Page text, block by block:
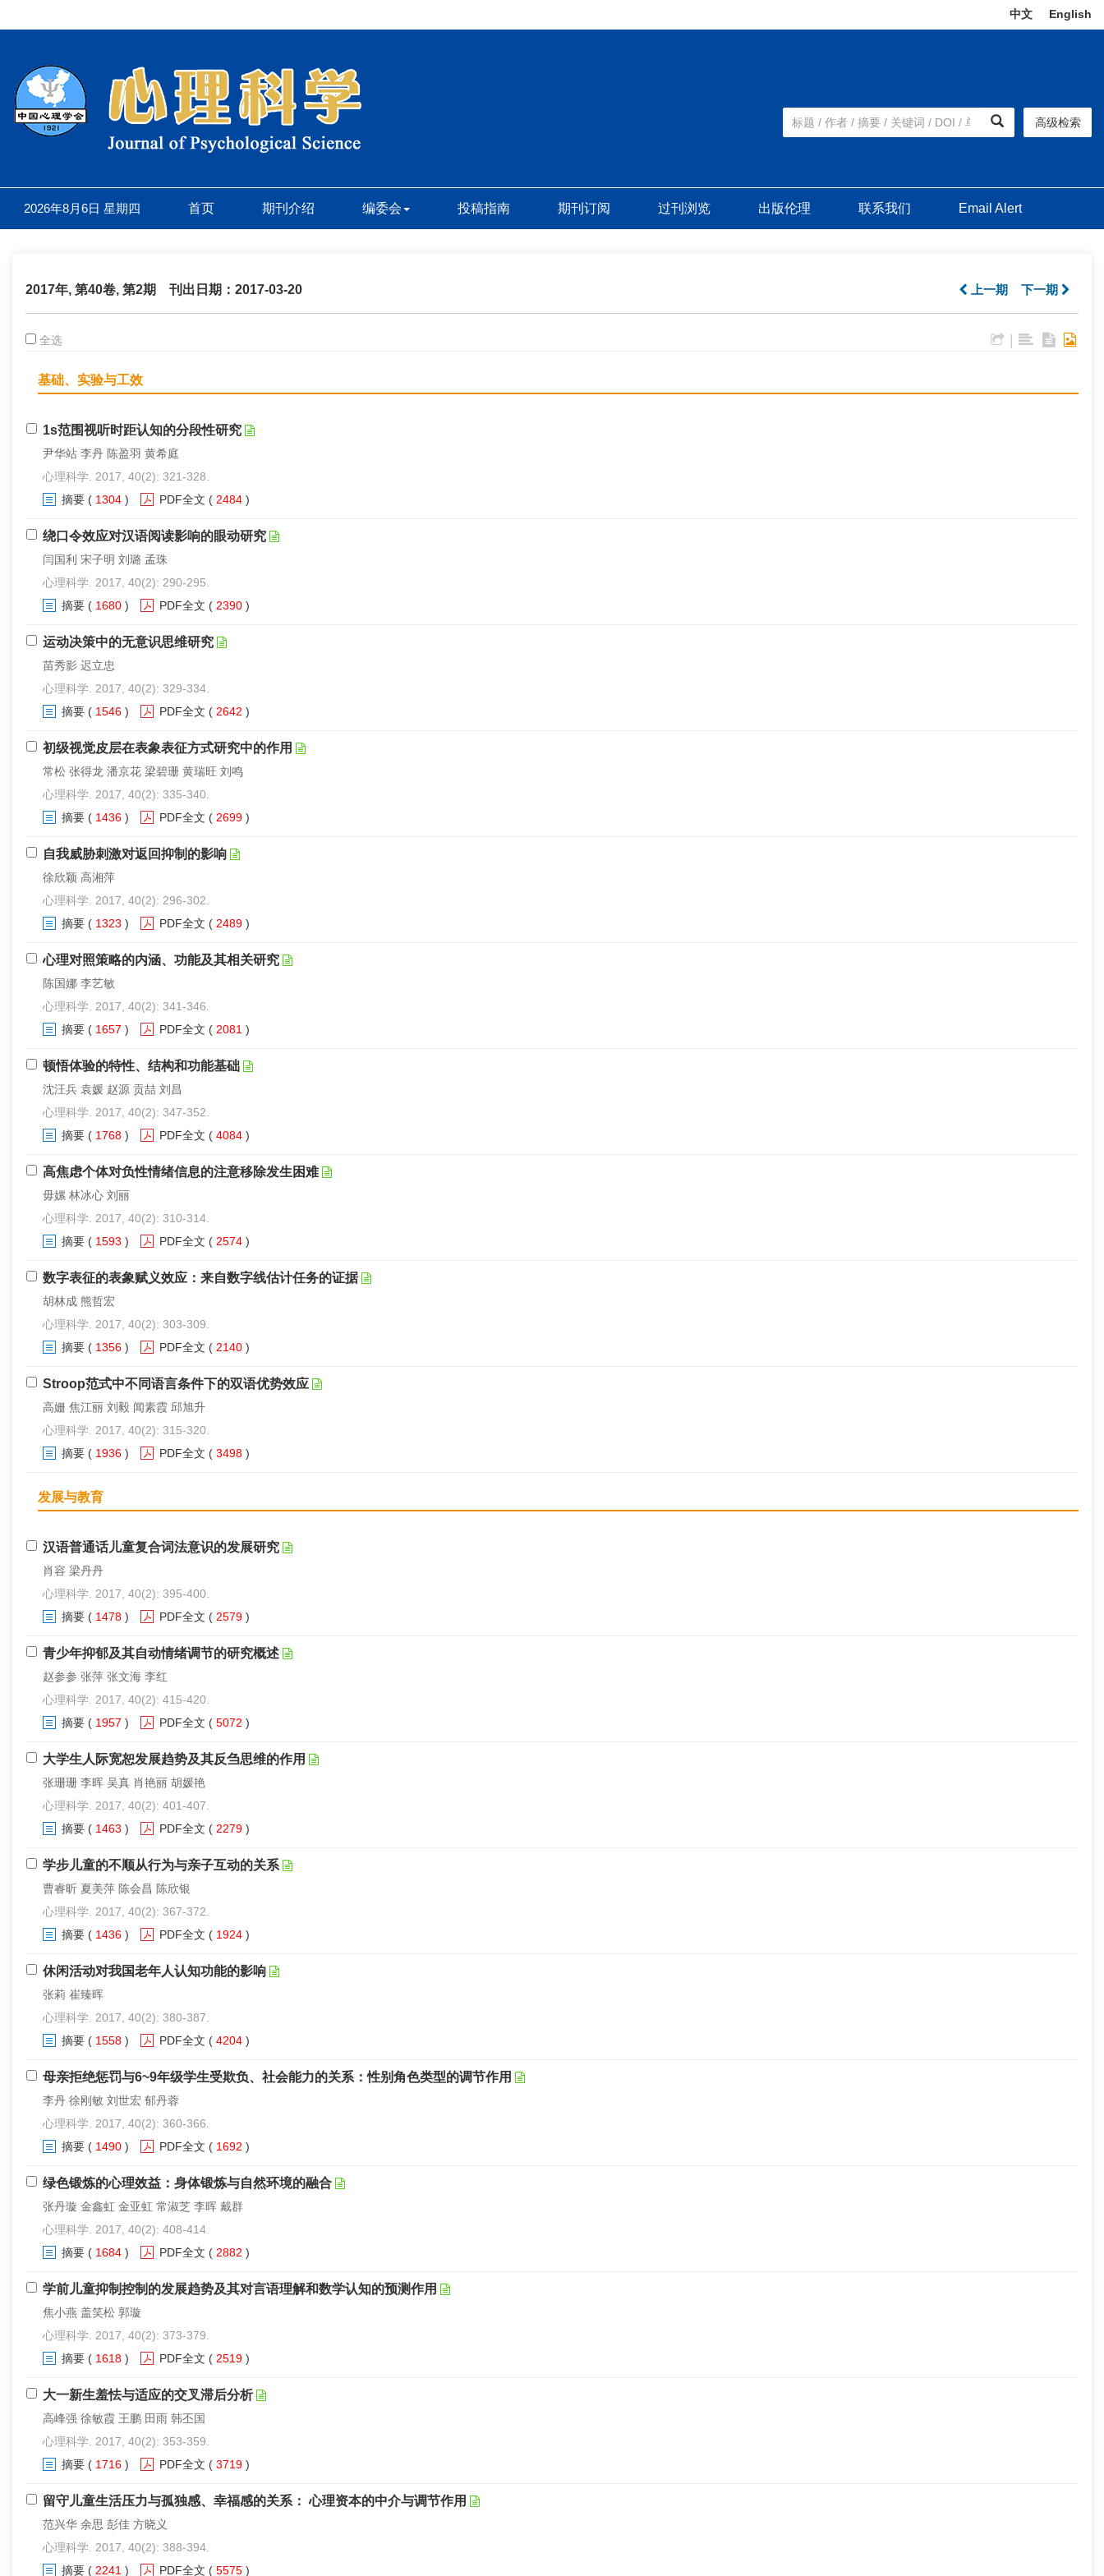
中文 English
高级检索
2026年8月6日 星期四 首页 期刊介绍 编委会 投稿指南 期刊订阅 过刊浏览 出版伦理 联系我们 Email Alert
2017年, 第40卷, 第2期 刊出日期：2017-03-20 上一期 下一期
全选
基础、实验与工效
1s范围视听时距认知的分段性研究
尹华站 李丹 陈盈羽 黄希庭
心理科学. 2017, 40(2): 321-328.
摘要 ( 1304 ) PDF全文 ( 2484 )
绕口令效应对汉语阅读影响的眼动研究
闫国利 宋子明 刘璐 孟珠
心理科学. 2017, 40(2): 290-295.
摘要 ( 1680 ) PDF全文 ( 2390 )
运动决策中的无意识思维研究
苗秀影 迟立忠
心理科学. 2017, 40(2): 329-334.
摘要 ( 1546 ) PDF全文 ( 2642 )
初级视觉皮层在表象表征方式研究中的作用
常松 张得龙 潘京花 梁碧珊 黄瑞旺 刘鸣
心理科学. 2017, 40(2): 335-340.
摘要 ( 1436 ) PDF全文 ( 2699 )
自我威胁刺激对返回抑制的影响
徐欣颖 高湘萍
心理科学. 2017, 40(2): 296-302.
摘要 ( 1323 ) PDF全文 ( 2489 )
心理对照策略的内涵、功能及其相关研究
陈国娜 李艺敏
心理科学. 2017, 40(2): 341-346.
摘要 ( 1657 ) PDF全文 ( 2081 )
顿悟体验的特性、结构和功能基础
沈汪兵 袁媛 赵源 贡喆 刘昌
心理科学. 2017, 40(2): 347-352.
摘要 ( 1768 ) PDF全文 ( 4084 )
高焦虑个体对负性情绪信息的注意移除发生困难
毋嫘 林冰心 刘丽
心理科学. 2017, 40(2): 310-314.
摘要 ( 1593 ) PDF全文 ( 2574 )
数字表征的表象赋义效应：来自数字线估计任务的证据
胡林成 熊哲宏
心理科学. 2017, 40(2): 303-309.
摘要 ( 1356 ) PDF全文 ( 2140 )
Stroop范式中不同语言条件下的双语优势效应
高姗 焦江丽 刘毅 闻素霞 邱旭升
心理科学. 2017, 40(2): 315-320.
摘要 ( 1936 ) PDF全文 ( 3498 )
发展与教育
汉语普通话儿童复合词法意识的发展研究
肖容 梁丹丹
心理科学. 2017, 40(2): 395-400.
摘要 ( 1478 ) PDF全文 ( 2579 )
青少年抑郁及其自动情绪调节的研究概述
赵参参 张萍 张文海 李红
心理科学. 2017, 40(2): 415-420.
摘要 ( 1957 ) PDF全文 ( 5072 )
大学生人际宽恕发展趋势及其反刍思维的作用
张珊珊 李晖 吴真 肖艳丽 胡媛艳
心理科学. 2017, 40(2): 401-407.
摘要 ( 1463 ) PDF全文 ( 2279 )
学步儿童的不顺从行为与亲子互动的关系
曹睿昕 夏美萍 陈会昌 陈欣银
心理科学. 2017, 40(2): 367-372.
摘要 ( 1436 ) PDF全文 ( 1924 )
休闲活动对我国老年人认知功能的影响
张莉 崔臻晖
心理科学. 2017, 40(2): 380-387.
摘要 ( 1558 ) PDF全文 ( 4204 )
母亲拒绝惩罚与6~9年级学生受欺负、社会能力的关系：性别角色类型的调节作用
李丹 徐刚敏 刘世宏 郁丹蓉
心理科学. 2017, 40(2): 360-366.
摘要 ( 1490 ) PDF全文 ( 1692 )
绿色锻炼的心理效益：身体锻炼与自然环境的融合
张丹璇 金鑫虹 金亚虹 常淑芝 李晖 戴群
心理科学. 2017, 40(2): 408-414.
摘要 ( 1684 ) PDF全文 ( 2882 )
学前儿童抑制控制的发展趋势及其对言语理解和数学认知的预测作用
焦小燕 盖笑松 郭璇
心理科学. 2017, 40(2): 373-379.
摘要 ( 1618 ) PDF全文 ( 2519 )
大一新生羞怯与适应的交叉滞后分析
高峰强 徐敏霞 王鹏 田雨 韩丕国
心理科学. 2017, 40(2): 353-359.
摘要 ( 1716 ) PDF全文 ( 3719 )
留守儿童生活压力与孤独感、幸福感的关系： 心理资本的中介与调节作用
范兴华 余思 彭佳 方晓义
心理科学. 2017, 40(2): 388-394.
摘要 ( 2241 ) PDF全文 ( 5575 )